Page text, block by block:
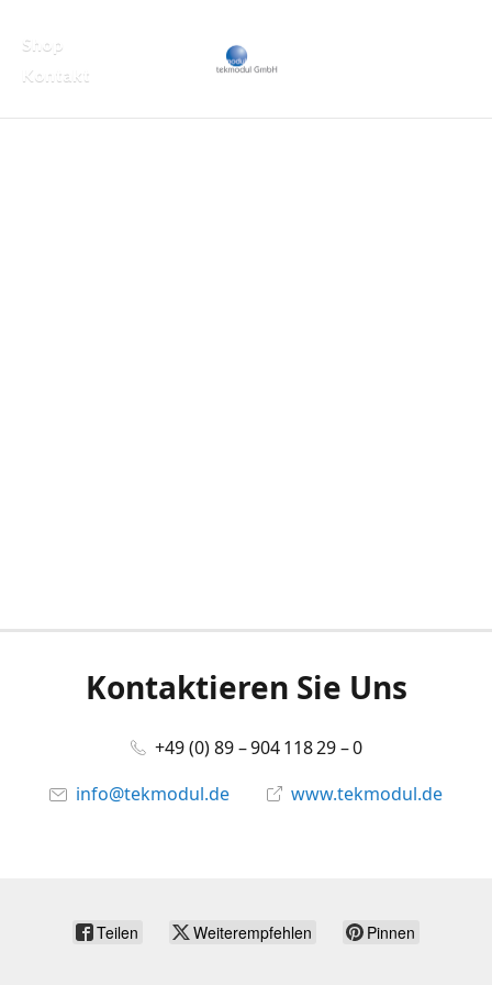
Shop
Kontakt
Kontaktieren Sie Uns
+49 (0) 89 – 904 118 29 – 0
info@tekmodul.de
www.tekmodul.de
Teilen Weiterempfehlen Pinnen